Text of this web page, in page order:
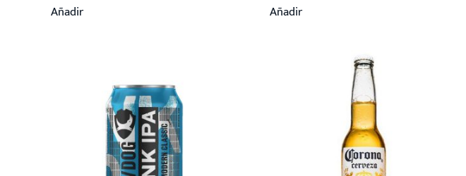
Añadir Añadir